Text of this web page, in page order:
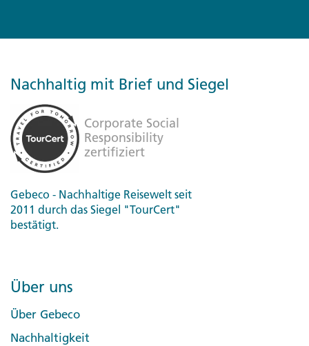
Nachhaltig mit Brief und Siegel
Gebeco - Nachhaltige Reisewelt seit
2011 durch das Siegel "TourCert"
bestätigt.
Über uns
Über Gebeco
Nachhaltigkeit